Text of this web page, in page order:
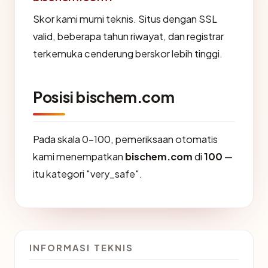
Skor kami murni teknis. Situs dengan SSL
valid, beberapa tahun riwayat, dan registrar
terkemuka cenderung berskor lebih tinggi.
Posisi bischem.com
Pada skala 0-100, pemeriksaan otomatis
kami menempatkan bischem.comdi100 —
itu kategori "very_safe".
INFORMASI TEKNIS